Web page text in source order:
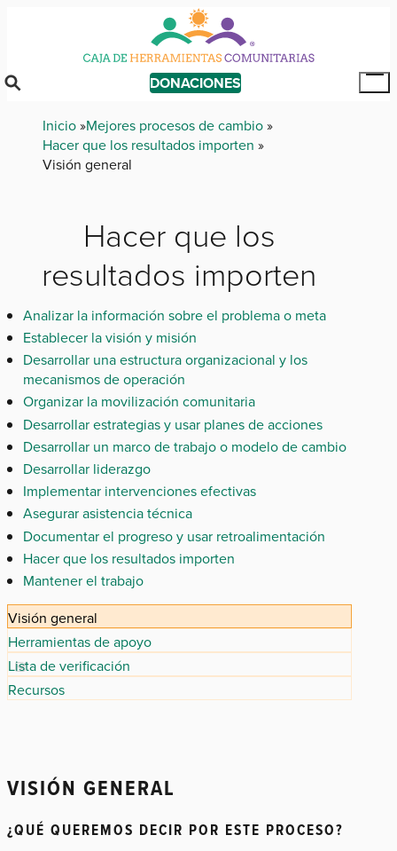
content
DONACIONES
Breadcrumb
Inicio Mejores procesos de cambio
Hacer que los resultados importen
Visión general
Hacer que los
resultados importen
Analizar la información sobre el problema o meta
Establecer la visión y misión
Desarrollar una estructura organizacional y los
mecanismos de operación
Organizar la movilización comunitaria
Desarrollar estrategias y usar planes de acciones
Desarrollar un marco de trabajo o modelo de cambio
Desarrollar liderazgo
Implementar intervenciones efectivas
Asegurar asistencia técnica
Documentar el progreso y usar retroalimentación
Hacer que los resultados importen
Mantener el trabajo
Visión general
Herramientas de apoyo
Lista de verificación
Recursos
VISIÓN GENERAL
¿QUÉ QUEREMOS DECIR POR ESTE PROCESO?